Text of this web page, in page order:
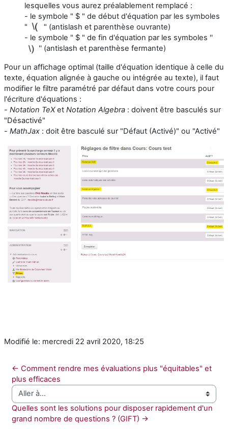
lesquelles vous aurez préalablement remplacé :
- le symbole " $ " de début d'équation par les symboles
"
" (antislash et parenthèse ouvrante)
- le symbole " $ " de fin d'équation par les symboles ''
'' (antislash et parenthèse fermante)
Pour un affichage optimal (taille d'équation identique à celle du
texte, équation alignée à gauche ou intégrée au texte), il faut
modifier le filtre paramétré par défaut dans votre cours pour
l'écriture d'équations :
- Notation TeXet Notation Algebra : doivent être basculés sur
"Désactivé"
- MathJax : doit être basculé sur "Défaut (Activé)" ou "Activé"
Modifié le: mercredi 22 avril 2020, 18:25
← Comment rendre mes évaluations plus "équitables" et
plus efficaces
Aller à…
Quelles sont les solutions pour disposer rapidement d'un
grand nombre de questions ? (GIFT) →